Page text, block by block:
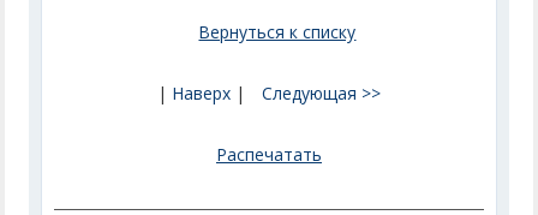
Вернуться к списку
| Наверх| Следующая >>
Распечатать